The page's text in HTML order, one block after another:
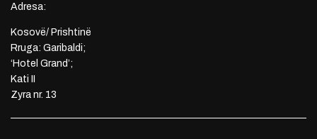
Adresa:
Kosovë/ Prishtinë
Rruga: Garibaldi;
‘Hotel Grand’;
Kati II
Zyra nr. 13